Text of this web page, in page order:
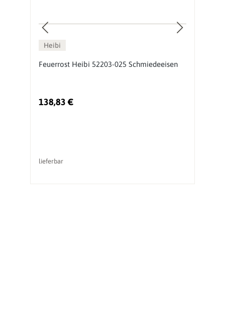
Heibi
Feuerrost Heibi 52203-025 Schmiedeeisen
138,83 €
lieferbar